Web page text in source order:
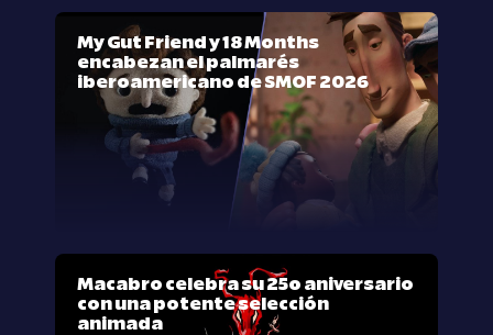
My Gut Friend y 18 Months
encabezan el palmarés
iberoamericano de SMOF 2026
Macabro celebra su 25º aniversario
con una potente selección
animada